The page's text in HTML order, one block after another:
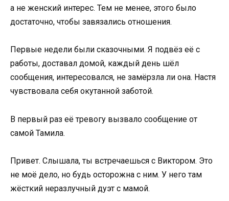
а не женский интерес. Тем не менее, этого было
достаточно, чтобы завязались отношения.
Первые недели были сказочными. Я подвёз её с
работы, доставал домой, каждый день шёл
сообщения, интересовался, не замёрзла ли она. Настя
чувствовала себя окутанной заботой.
В первый раз её тревогу вызвало сообщение от
самой Тамила.
Привет. Слышала, ты встречаешься с Виктором. Это
не моё дело, но будь осторожна с ним. У него там
жёсткий неразлучный дуэт с мамой.